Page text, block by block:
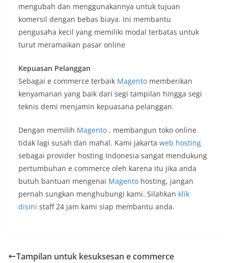
mengubah dan menggunakannya untuk tujuan
komersil dengan bebas biaya. Ini membantu
pengusaha kecil yang memiliki modal terbatas untuk
turut meramaikan pasar online
Kepuasan Pelanggan
Sebagai e commerce terbaik Magento memberikan
kenyamanan yang baik dari segi tampilan hingga segi
teknis demi menjamin kepuasana pelanggan.
Dengan memilih Magento , membangun toko online
tidak lagi susah dan mahal. Kami jakarta web hosting
sebagai provider hosting Indonesia sangat mendukung
pertumbuhan e commerce oleh karena itu jika anda
butuh bantuan mengenai Magento hosting, jangan
pernah sungkan menghubungi kami. Silahkan klik
disini staff 24 jam kami siap membantu anda.
Tampilan untuk kesuksesan e commerce